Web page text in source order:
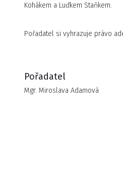
Kohákem a Luďkem Staňkem.
Pořadatel si vyhrazuje právo
Pořadatel
Mgr. Miroslava Adamová